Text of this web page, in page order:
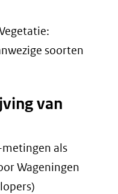
soorten
van
metingen als
Wageningen